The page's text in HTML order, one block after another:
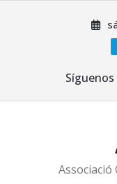
Síguenos
Associació